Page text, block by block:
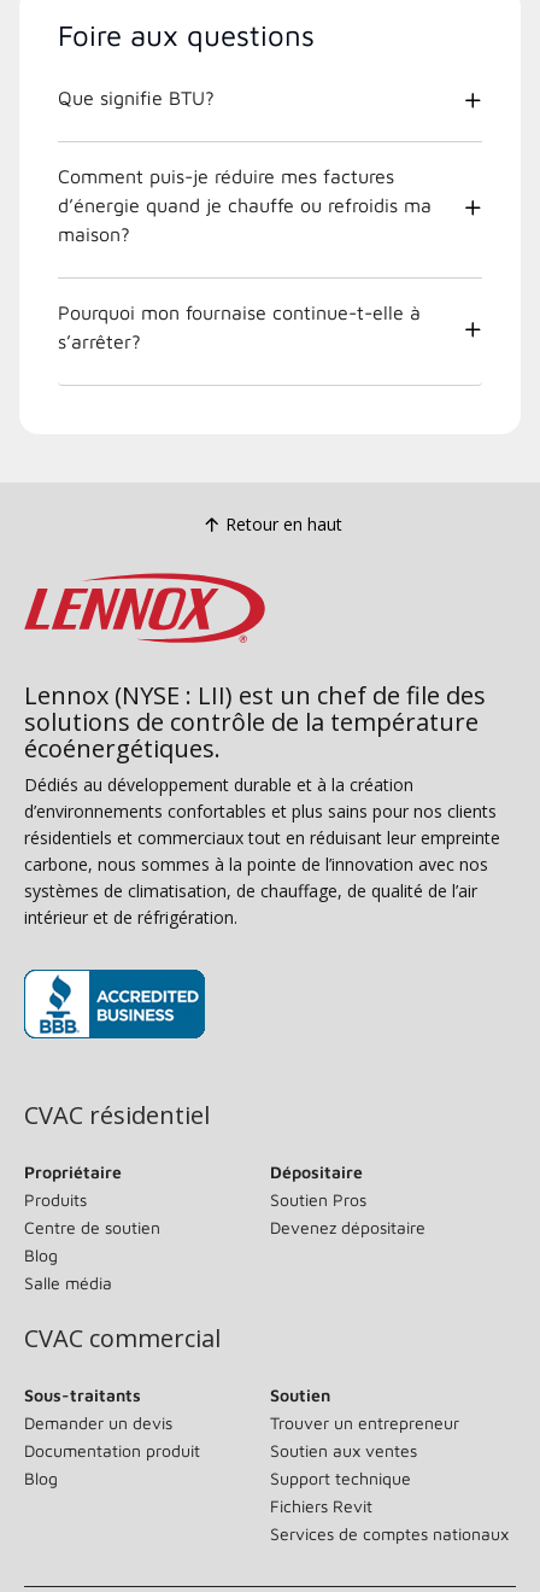
Foire aux questions
Que signifie BTU?
Comment puis-je réduire mes factures
d’énergie quand je chauffe ou refroidis ma
maison?
Pourquoi mon fournaise continue-t-elle à
s’arrêter?
Retour en haut
Lennox (NYSE : LII) est un chef de file des
solutions de contrôle de la température
écoénergétiques.
Dédiés au développement durable et à la création
d’environnements confortables et plus sains pour nos clients
résidentiels et commerciaux tout en réduisant leur empreinte
carbone, nous sommes à la pointe de l’innovation avec nos
systèmes de climatisation, de chauffage, de qualité de l’air
intérieur et de réfrigération.
CVAC résidentiel
Propriétaire
Produits
Centre de soutien
Blog
Salle média
Dépositaire
Soutien Pros
Devenez dépositaire
CVAC commercial
Sous-traitants
Demander un devis
Documentation produit
Blog
Soutien
Trouver un entrepreneur
Soutien aux ventes
Support technique
Fichiers Revit
Services de comptes nationaux